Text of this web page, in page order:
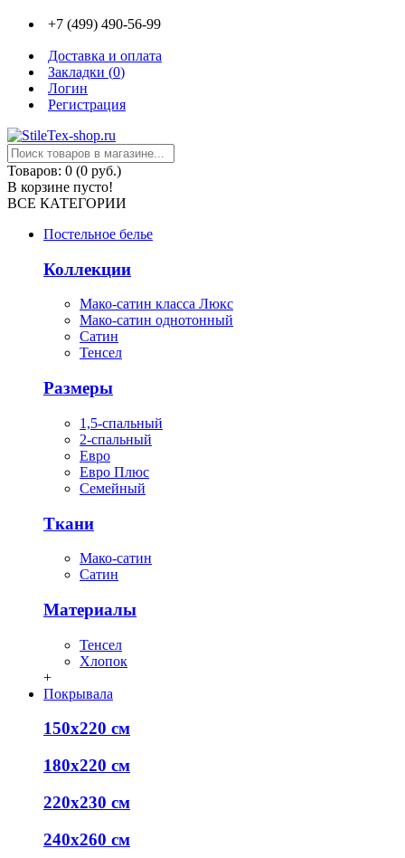
+7 (499) 490-56-99
Доставка и оплата
Закладки (0)
Логин
Регистрация
Товаров: 0 (0 руб.)
В корзине пусто!
ВСЕ КАТЕГОРИИ
Постельное белье
Коллекции
Мако-сатин класса Люкс
Мако-сатин однотонный
Сатин
Тенсел
Размеры
1,5-спальный
2-спальный
Евро
Евро Плюс
Семейный
Ткани
Мако-сатин
Сатин
Материалы
Тенсел
Хлопок
+
Покрывала
150х220 см
180х220 см
220х230 см
240х260 см